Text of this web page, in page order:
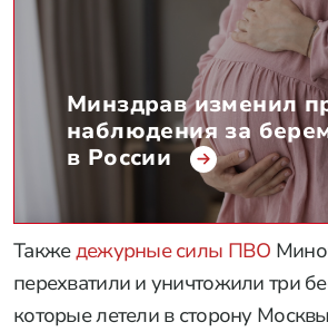
Минздрав изменил
наблюдения за
в России
Такжедежурные силы ПВО
перехватили и уничтожили три
которые летели в сторону